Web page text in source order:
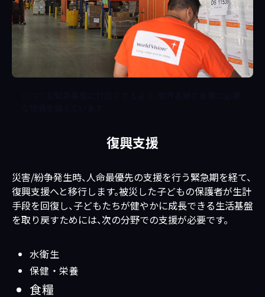
復興支援
災害/紛争発生時、人命最優先の支援を行う緊急期を経て、
復興支援へと移行します。被災した子どもの保護者が生計
手段を回復し、子どもたちが健やかに成長できる生活基盤
を取り戻すためには、次の分野での支援が必要です。
水衛生
保健・栄養
食糧